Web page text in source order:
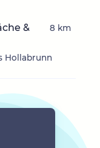
&
Hollabrunn
8 km